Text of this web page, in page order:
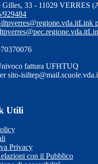
Gilles, 33 - 11029 VERRES
929484
Link
fattura UFHTUQ
sito-
Utili
Privacy
con il Pubblico